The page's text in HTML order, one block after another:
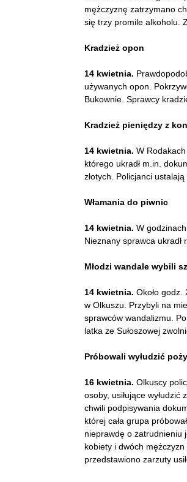
mężczyznę zatrzymano
się trzy promile alkoholu.
Kradzież opon
14 kwietnia.
używanych opon.
Bukownie. Sprawcy
Kradzież pieniędzy z
14 kwietnia. W
którego ukradł m.in.
złotych. Policjanci ustalają
Włamania do piwnic
14 kwietnia. W
Nieznany sprawca ukradł
Młodzi wandale wybili
14 kwietnia. Około
w Olkuszu. Przybyli na
sprawców wandalizmu.
latka ze Sułoszowej
Próbowali wyłudzić
16 kwietnia. Olkuscy
osoby, usiłujące
chwili podpisywania
której cała grupa
nieprawdę o zatrudnieniu
kobiety i dwóch
przedstawiono zarzuty